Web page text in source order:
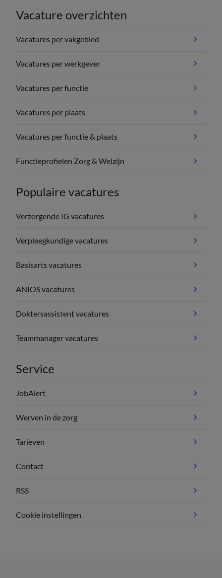
Vacature overzichten
Vacatures per vakgebied
Vacatures per werkgever
Vacatures per functie
Vacatures per plaats
Vacatures per functie & plaats
Functieprofielen Zorg & Welzijn
Populaire vacatures
Verzorgende IG vacatures
Verpleegkundige vacatures
Basisarts vacatures
ANIOS vacatures
Doktersassistent vacatures
Teammanager vacatures
Service
JobAlert
Werven in de zorg
Tarieven
Contact
RSS
Cookie instellingen